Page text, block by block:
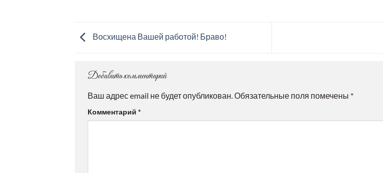
Восхищена Вашей работой! Браво!
Добавить комментарий
Ваш адрес email не будет опубликован. Обязательные поля помечены *
Комментарий *